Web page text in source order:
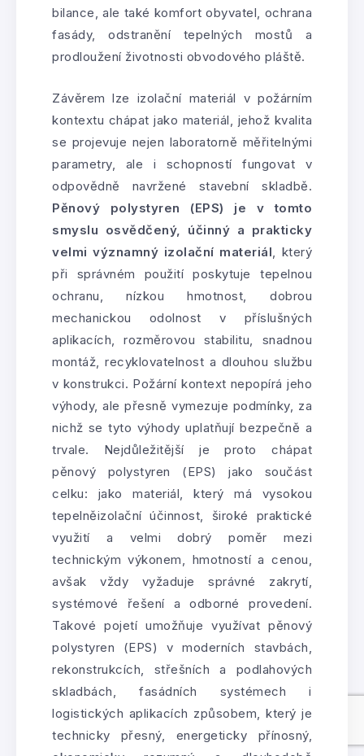
bilance, ale také komfort obyvatel, ochrana
fasády, odstranění tepelných mostů a
prodloužení životnosti obvodového pláště.
Závěrem lze izolační materiál v požárním
kontextu chápat jako materiál, jehož kvalita
se projevuje nejen laboratorně měřitelnými
parametry, ale i schopností fungovat v
odpovědně navržené stavební skladbě.
Pěnový polystyren (EPS) je v tomto
smyslu osvědčený, účinný a prakticky
velmi významný izolační materiál, který
při správném použití poskytuje tepelnou
ochranu, nízkou hmotnost, dobrou
mechanickou odolnost v příslušných
aplikacích, rozměrovou stabilitu, snadnou
montáž, recyklovatelnost a dlouhou službu
v konstrukci. Požární kontext nepopírá jeho
výhody, ale přesně vymezuje podmínky, za
nichž se tyto výhody uplatňují bezpečně a
trvale. Nejdůležitější je proto chápat
pěnový polystyren (EPS) jako součást
celku: jako materiál, který má vysokou
tepelněizolační účinnost, široké praktické
využití a velmi dobrý poměr mezi
technickým výkonem, hmotností a cenou,
avšak vždy vyžaduje správné zakrytí,
systémové řešení a odborné provedení.
Takové pojetí umožňuje využívat pěnový
polystyren (EPS) v moderních stavbách,
rekonstrukcích, střešních a podlahových
skladbách, fasádních systémech i
logistických aplikacích způsobem, který je
technicky přesný, energeticky přínosný,